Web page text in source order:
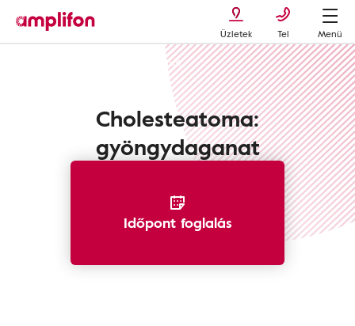
Üzletek Tel
Menü
Gyöngydaganat
Cholesteatoma:
gyöngydaganat
Időpont foglalás